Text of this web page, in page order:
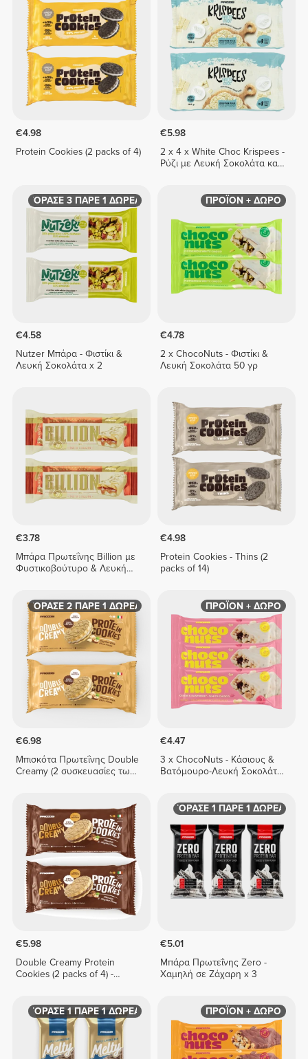
€4.98
Protein Cookies (2 packs of 4)
€5.98
2 x 4 x White Choc Krispees -
Ρύζι με Λευκή Σοκολάτα και
ΑΓΟΡΑΣΕ 3 ΠΑΡΕ 1 ΔΩΡΕΑΝ
€4.58
Nutzer Μπάρα - Φιστίκι &
Λευκή Σοκολάτα x 2
ΠΡΟΪΟΝ + ΔΩΡΟ
€4.78
2 x ChocoNuts - Φιστίκι &
Λευκή Σοκολάτα 50 γρ
€3.78
Μπάρα Πρωτεΐνης Billion με
Φυστικοβούτυρο & Λευκή
€4.98
Protein Cookies - Thins (2
packs of 14)
ΑΓΟΡΑΣΕ 2 ΠΑΡΕ 1 ΔΩΡΕΑΝ
€6.98
Μπισκότα Πρωτεΐνης Double
Creamy (2 συσκευασίες των
ΠΡΟΪΟΝ + ΔΩΡΟ
€4.47
3 x ChocoNuts - Κάσιους &
Βατόμουρο-Λευκή Σοκολάτα
€5.98
Double Creamy Protein
Cookies (2 packs of 4) -
ΑΓΟΡΑΣΕ 1 ΠΑΡΕ 1 ΔΩΡΕΑΝ
€5.01
Μπάρα Πρωτεΐνης Zero -
Χαμηλή σε Ζάχαρη x 3
ΑΓΟΡΑΣΕ 1 ΠΑΡΕ 1 ΔΩΡΕΑΝ ΠΡΟΪΟΝ + ΔΩΡΟ